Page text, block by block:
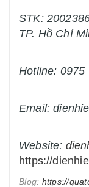
STK:
TP. Hồ Chí
Hotline: 0975
Email:
Website:
https://
Blog: https://